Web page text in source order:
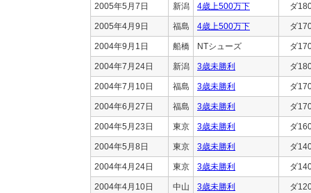
2005年5月7日 新潟 4歳上500万下 ダ
2005年4月9日 福島 4歳上500万下 ダ
2004年9月1日 船橋 NTシューズ ダ
2004年7月24日 新潟 3歳未勝利 ダ
2004年7月10日 福島 3歳未勝利 ダ
2004年6月27日 福島 3歳未勝利 ダ
2004年5月23日 東京 3歳未勝利 ダ
2004年5月8日 東京 3歳未勝利 ダ
2004年4月24日 東京 3歳未勝利 ダ
2004年4月10日 中山 3歳未勝利 ダ